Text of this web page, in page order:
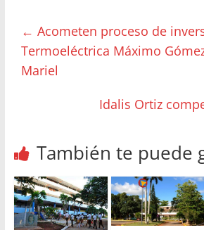
← Acometen proceso de
Termoeléctrica Máximo
Mariel
Idalis Ortiz
También te puede